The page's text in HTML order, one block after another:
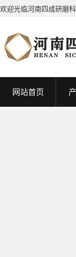
欢迎光临河南四成研磨
网站首页